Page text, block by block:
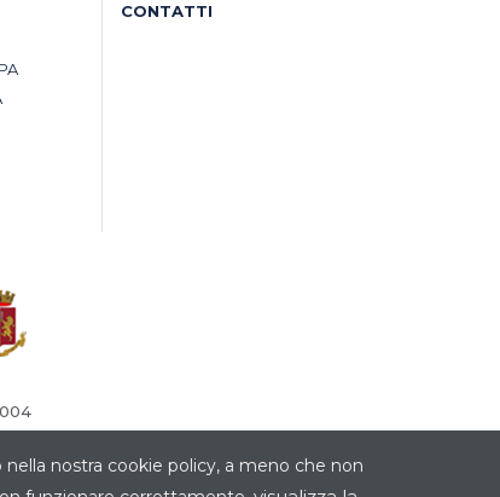
CONTATTI
nostra cookie policy, a meno che non